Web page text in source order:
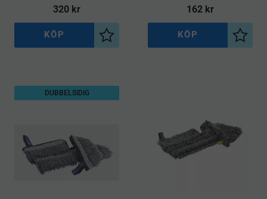
kombinerar hög hållbarhet
med god
rengöringsförmåga
320 kr
Lägg till i önskelista
KÖP
162 kr
Lägg
KÖP
DUBBELSIDIG